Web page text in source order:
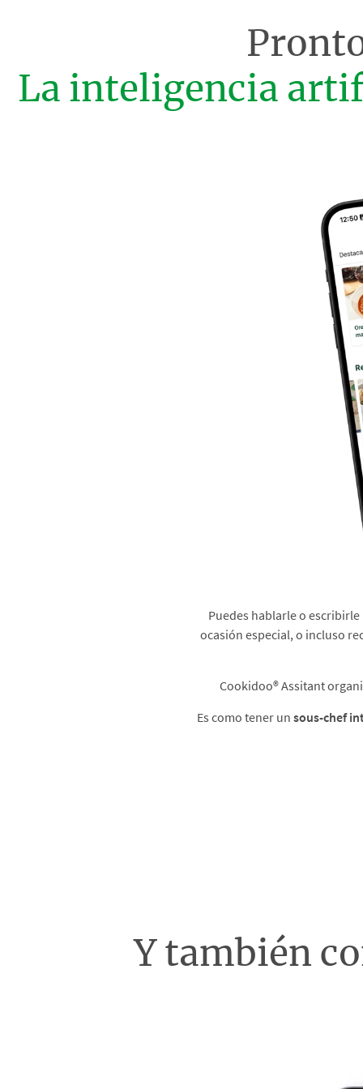
La inteligencia
Puedes hablarle o
ocasión especial, o incluso
Cookidoo® Assitant
Es como tener un sous-chef
Y también